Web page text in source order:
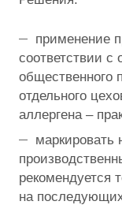
применение
соответствии
общественного
отдельного
аллергена –
маркировать
рекомендуется
на последующих